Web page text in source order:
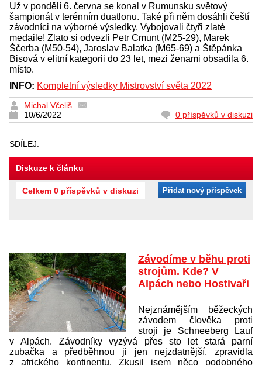
Už v pondělí 6. června se konal v Rumunsku světový
šampionát v terénním duatlonu. Také při něm dosáhli čeští
závodníci na výborné výsledky. Vybojovali čtyři zlaté
medaile! Zlato si odvezli Petr Cmunt (M25-29), Marek
Ščerba (M50-54), Jaroslav Balatka (M65-69) a Štěpánka
Bisová v elitní kategorii do 23 let, mezi ženami obsadila 6.
místo.
INFO: Kompletní výsledky Mistrovství světa 2022
Michal Včeliš
10/6/2022
0 příspěvků v diskuzi
SDÍLEJ:
Diskuze k článku
Celkem 0 příspěvků v diskuzi Přidat nový příspěvek
Závodíme v běhu proti
strojům. Kde? V
Alpách nebo Hostivaři
Nejznámějším běžeckých
závodem člověka proti
stroji je Schneeberg Lauf
v Alpách. Závodníky vyzývá přes sto let stará parní
zubačka a předběhnou ji jen nejzdatnější, zpravidla
z afrického kontinentu. Zkusil jsem něco podobného